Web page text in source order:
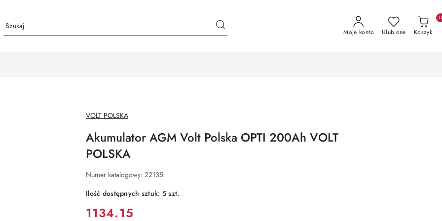
Moje konto Ulubione Koszyk
0
NAZWA
PRODUCENTA:
VOLT POLSKA
Akumulator AGM Volt Polska OPTI 200Ah VOLT
POLSKA
Numer katalogowy: 22135
Ilość dostępnych sztuk: 5szt.
Cena:
1134.15